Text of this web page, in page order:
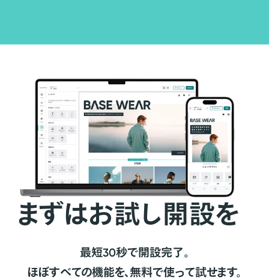
まずはお試し開設を
最短30秒で開設完了。
ほぼすべての機能を、無料で使って試せます。